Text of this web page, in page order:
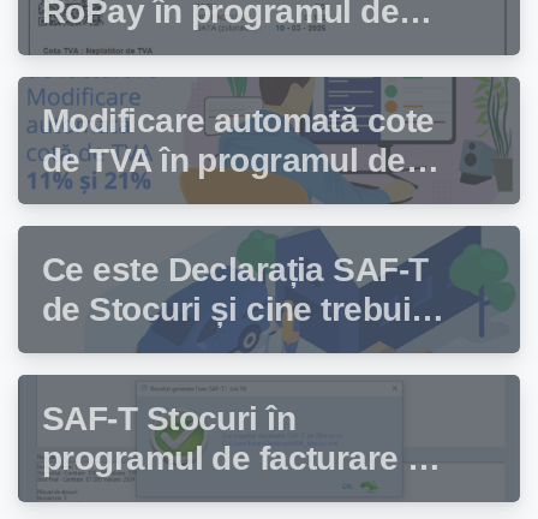
RoPay în programul de
facturare Facturis
Modificare automată cote
de TVA în programul de
facturare Facturis
Ce este Declarația SAF-T
de Stocuri și cine trebuie
să depună această
declarație?
SAF-T Stocuri în
programul de facturare și
gestiune stocuri Facturis